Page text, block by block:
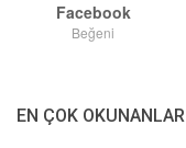
Facebook
Beğeni
EN ÇOK OKUNANLAR